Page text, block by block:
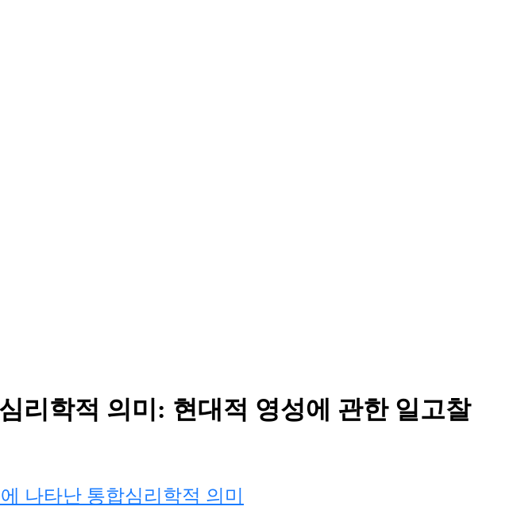
리학적 의미: 현대적 영성에 관한 일고찰
나타난 통합심리학적 의미